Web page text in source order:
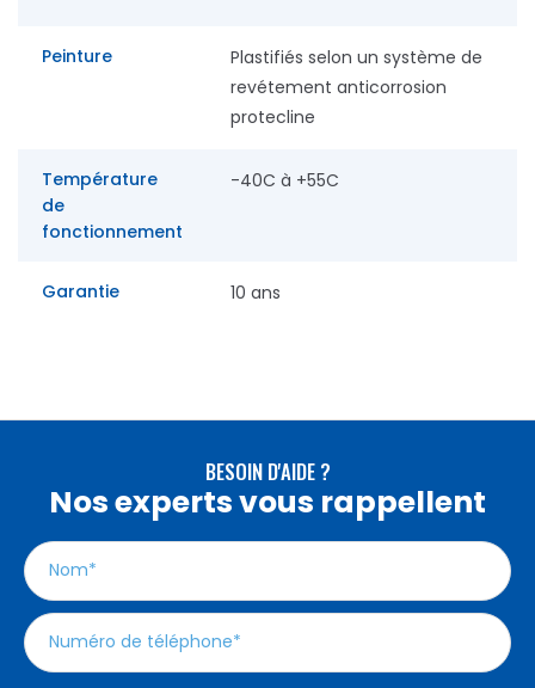
Peinture
Plastifiés selon un système de
revétement anticorrosion
protecline
Température
de
fonctionnement
-40C à +55C
Garantie 10 ans
BESOIN D'AIDE ?
Nos experts vous rappellent